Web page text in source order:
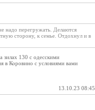
надо перегружать. Делаются
сторону, к семье. Отдохнул и в
зилах 130 с одесскими
в Коровино с условиями вами
13.10.23 08:45